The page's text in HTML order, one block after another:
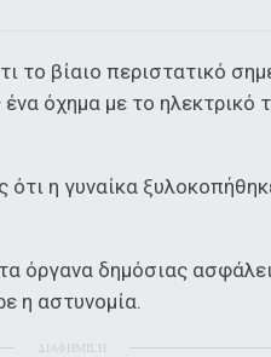
το βίαιο περιστατικό
όχημα με το ηλεκτρικό
η γυναίκα
όργανα δημόσιας
η αστυνομία.
ΔΙΑΦΗΜΙΣΗ